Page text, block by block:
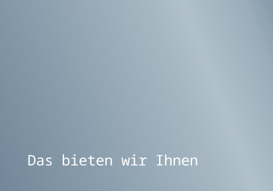
Das bieten wir Ihnen